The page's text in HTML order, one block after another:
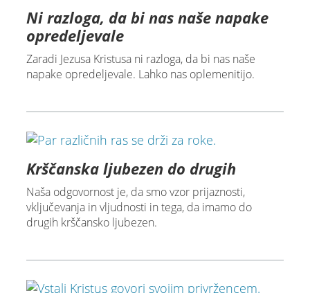
Ni razloga, da bi nas naše napake
opredeljevale
Zaradi Jezusa Kristusa ni razloga, da bi nas naše
napake opredeljevale. Lahko nas oplemenitijo.
Krščanska ljubezen do drugih
Naša odgovornost je, da smo vzor prijaznosti,
vključevanja in vljudnosti in tega, da imamo do
drugih krščansko ljubezen.